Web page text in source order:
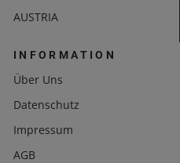
AUSTRIA
INFORMATION
Über Uns
Datenschutz
Impressum
AGB